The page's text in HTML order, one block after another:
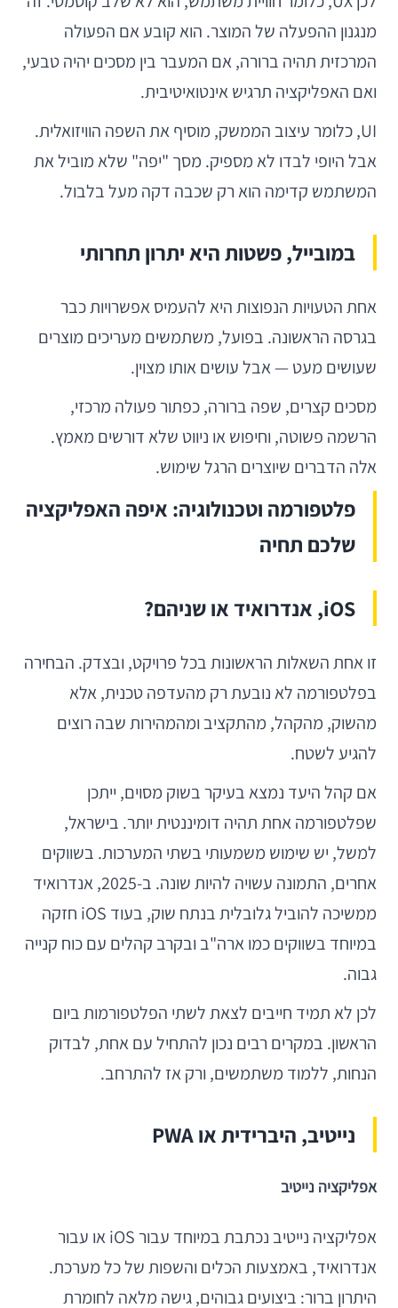
מנגנון ההפעלה של המוצר. הוא קובע אם הפעולה
המרכזית תהיה ברורה, אם המעבר בין מסכים יהיה טבעי,
ואם האפליקציה תרגיש אינטואיטיבית.
UI, כלומר עיצוב הממשק, מוסיף את השפה הוויזואלית.
אבל היופי לבדו לא מספיק. מסך "יפה" שלא מוביל את
המשתמש קדימה הוא רק שכבה דקה מעל בלבול.
במובייל, פשטות היא יתרון תחרותי
אחת הטעויות הנפוצות היא להעמיס אפשרויות כבר
בגרסה הראשונה. בפועל, משתמשים מעריכים מוצרים
שעושים מעט — אבל עושים אותו מצוין.
מסכים קצרים, שפה ברורה, כפתור פעולה מרכזי,
הרשמה פשוטה, וחיפוש או ניווט שלא דורשים מאמץ.
אלה הדברים שיוצרים הרגל שימוש.
פלטפורמה וטכנולוגיה: איפה האפליקציה
שלכם תחיה
iOS, אנדרואיד או שניהם?
זו אחת השאלות הראשונות בכל פרויקט, ובצדק. הבחירה
בפלטפורמה לא נובעת רק מהעדפה טכנית, אלא
מהשוק, מהקהל, מהתקציב ומהמהירות שבה רוצים
להגיע לשטח.
אם קהל היעד נמצא בעיקר בשוק מסוים, ייתכן
שפלטפורמה אחת תהיה דומיננטית יותר. בישראל,
למשל, יש שימוש משמעותי בשתי המערכות. בשווקים
אחרים, התמונה עשויה להיות שונה. ב-2025, אנדרואיד
ממשיכה להוביל גלובלית בנתח שוק, בעוד iOS חזקה
במיוחד בשווקים כמו ארה"ב ובקרב קהלים עם כוח קנייה
גבוה.
לכן לא תמיד חייבים לצאת לשתי הפלטפורמות ביום
הראשון. במקרים רבים נכון להתחיל עם אחת, לבדוק
הנחות, ללמוד משתמשים, ורק אז להתרחב.
נייטיב, היברידית או PWA
אפליקציה נייטיב
אפליקציה נייטיב נכתבת במיוחד עבור iOS או עבור
אנדרואיד, באמצעות הכלים והשפות של כל מערכת.
היתרון ברור: ביצועים גבוהים, גישה מלאה לחומרת